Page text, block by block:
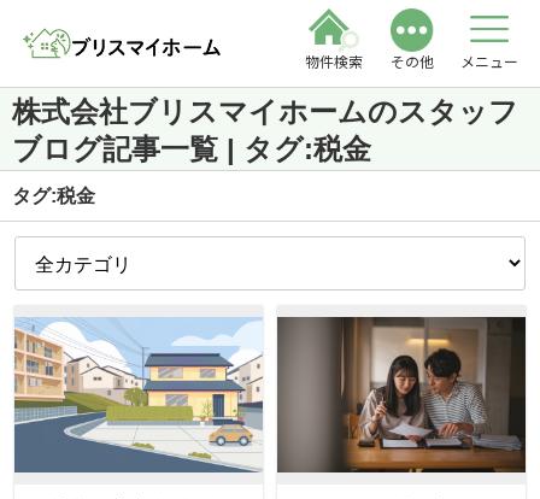
物件検索 その他 メニュー
株式会社ブリスマイホームのスタッフ
ブログ記事一覧 | タグ:税金
タグ:税金